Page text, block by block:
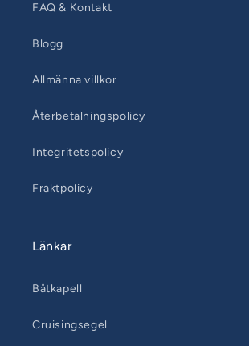
FAQ & Kontakt
Blogg
Allmänna villkor
Återbetalningspolicy
Integritetspolicy
Fraktpolicy
Länkar
Båtkapell
Cruisingsegel